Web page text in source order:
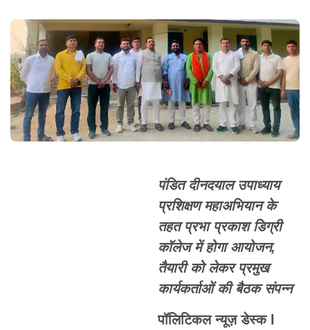
पंडित दीनदयाल उपाध्याय
प्रशिक्षण महाअभियान के
तहत प्रभा प्रकाश डिग्री
कॉलेज में होगा आयोजन,
तैयारी को लेकर प्रमुख
कार्यकर्ताओं की बैठक संपन्न
पॉलिटिकल न्यूज़ डेस्क l